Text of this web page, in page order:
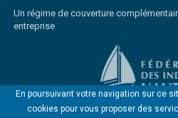
En poursuivant votre navigation sur ce
cookies pour vous proposer des
Un régime de couverture
entreprise